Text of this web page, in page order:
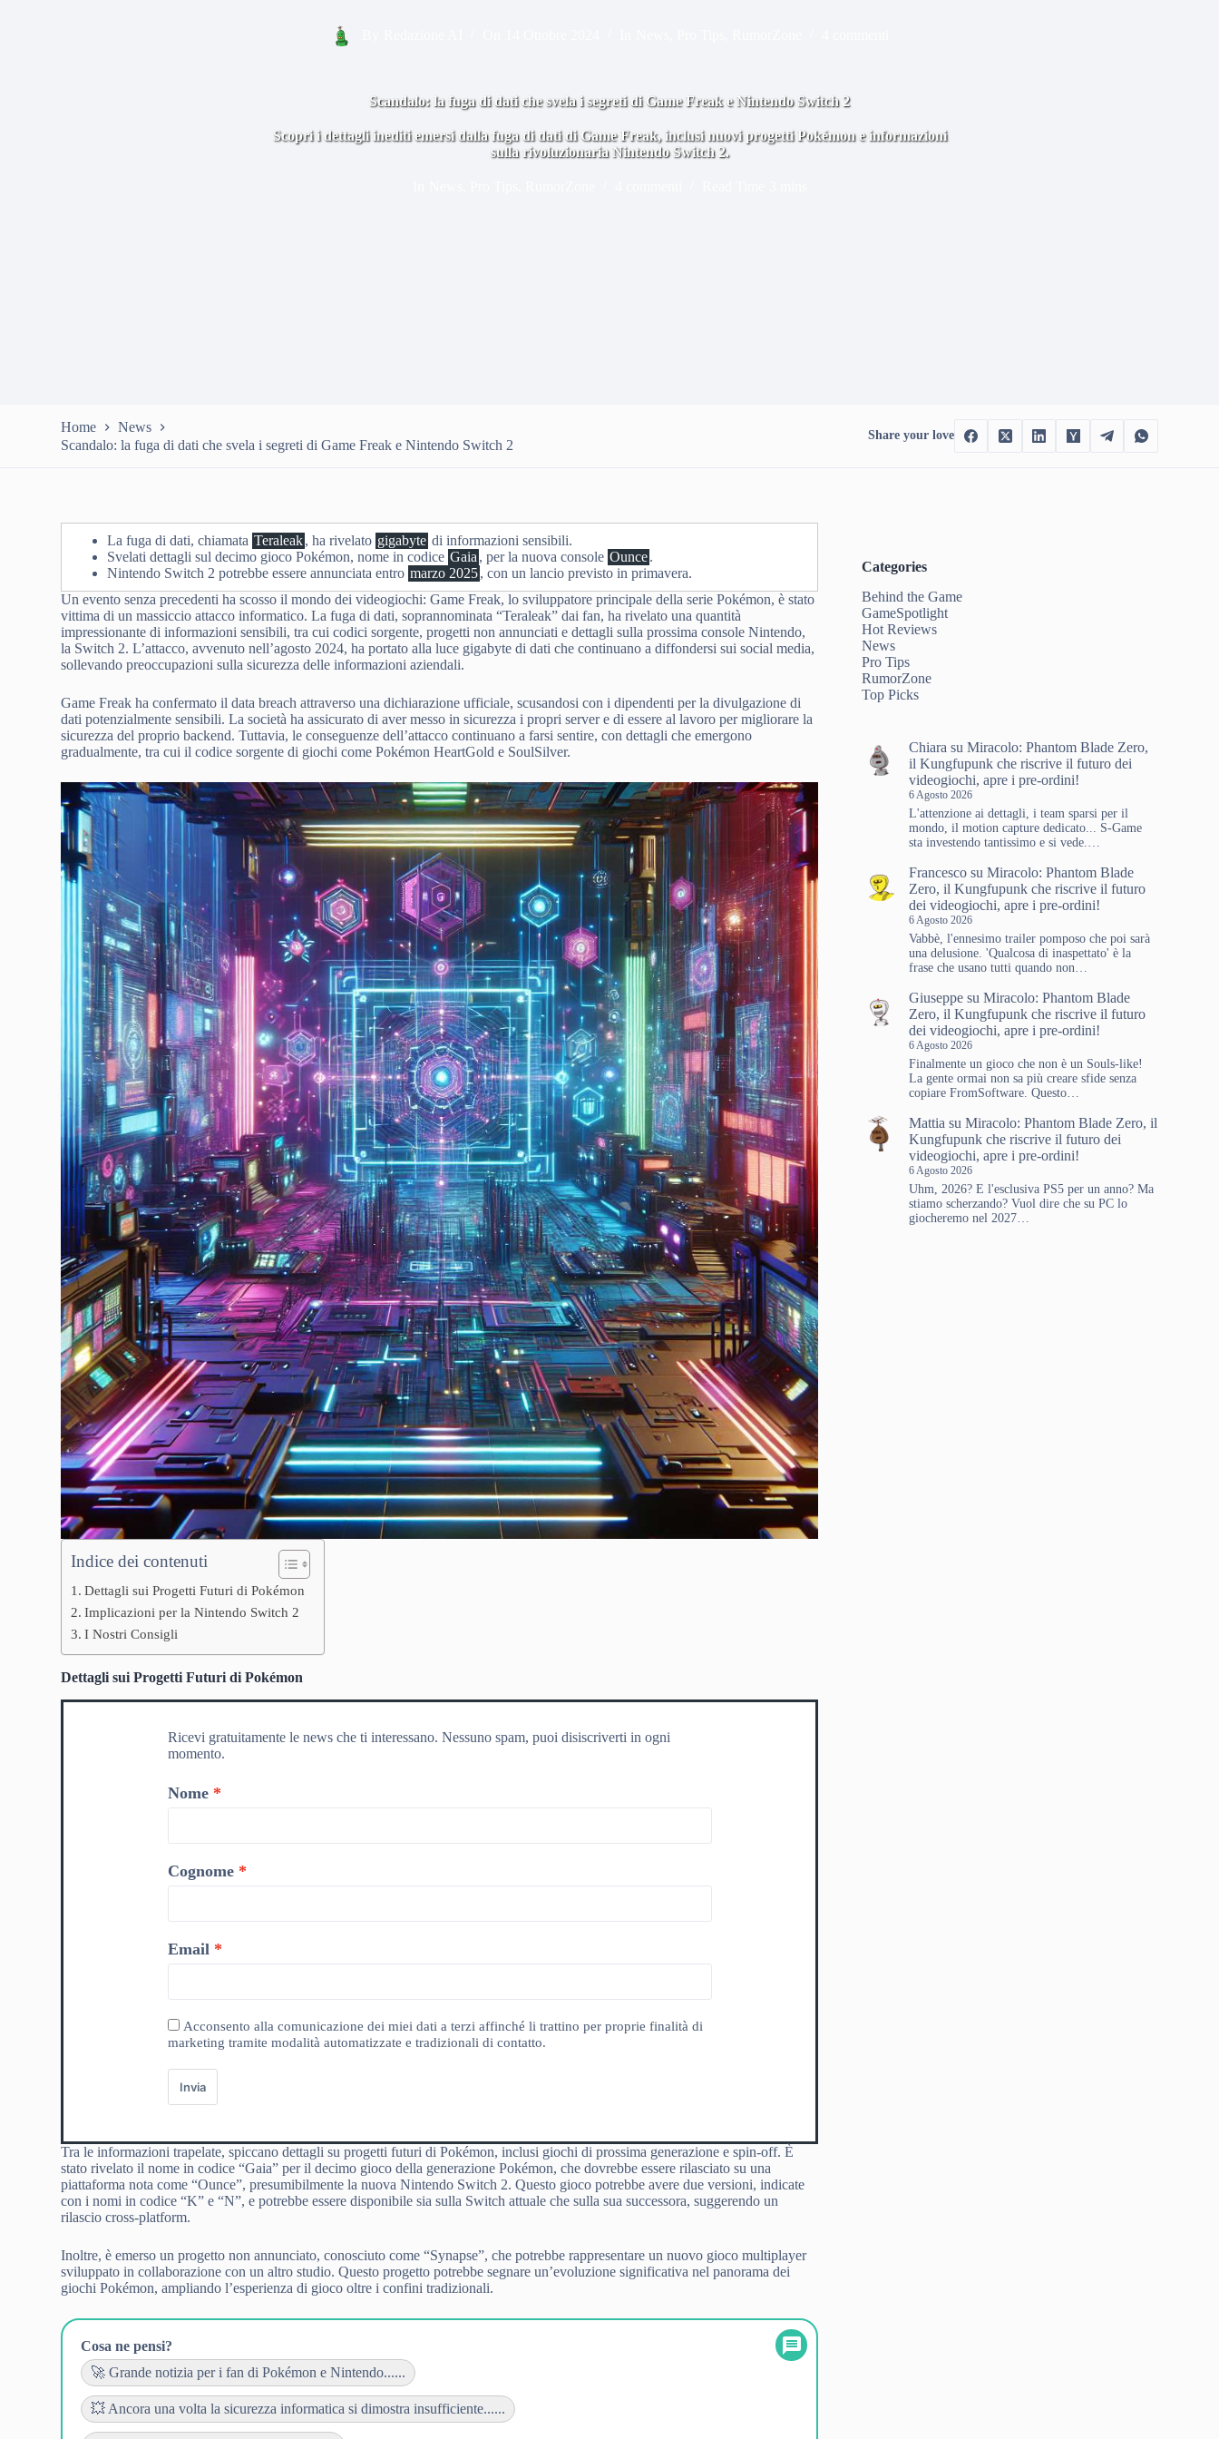
Scandalo: la fuga di dati che svela i segreti di Game Freak e Nintendo Switch 2
Scopri i dettagli inediti emersi dalla fuga di dati di Game Freak, inclusi nuovi progetti Pokémon e informazioni
sulla rivoluzionaria Nintendo Switch 2.
Home
News
Scandalo: la fuga di dati che svela i segreti di Game Freak e Nintendo Switch 2
Share your love
La fuga di dati, chiamata Teraleak, ha rivelato gigabyte di informazioni sensibili.
Svelati dettagli sul decimo gioco Pokémon, nome in codice Gaia , per la nuova console Ounce.
Nintendo Switch 2 potrebbe essere annunciata entro marzo 2025, con un lancio previsto in primavera.
Un evento senza precedenti ha scosso il mondo dei videogiochi: Game Freak, lo sviluppatore principale della serie Pokémon, è stato
vittima di un massiccio attacco informatico. La fuga di dati, soprannominata “Teraleak” dai fan, ha rivelato una quantità
impressionante di informazioni sensibili, tra cui codici sorgente, progetti non annunciati e dettagli sulla prossima console Nintendo,
la Switch 2. L’attacco, avvenuto nell’agosto 2024, ha portato alla luce gigabyte di dati che continuano a diffondersi sui social media,
sollevando preoccupazioni sulla sicurezza delle informazioni aziendali.
Game Freak ha confermato il data breach attraverso una dichiarazione ufficiale, scusandosi con i dipendenti per la divulgazione di
dati potenzialmente sensibili. La società ha assicurato di aver messo in sicurezza i propri server e di essere al lavoro per migliorare la
sicurezza del proprio backend. Tuttavia, le conseguenze dell’attacco continuano a farsi sentire, con dettagli che emergono
gradualmente, tra cui il codice sorgente di giochi come Pokémon HeartGold e SoulSilver.
Indice dei contenuti
Dettagli sui Progetti Futuri di Pokémon
Implicazioni per la Nintendo Switch 2
I Nostri Consigli
Dettagli sui Progetti Futuri di Pokémon
Ricevi gratuitamente le news che ti interessano. Nessuno spam, puoi disiscriverti in ogni
momento.
Nome
Cognome
Email
Acconsento alla comunicazione dei miei dati a terzi affinché li trattino per proprie finalità di
marketing tramite modalità automatizzate e tradizionali di contatto.
Invia
Tra le informazioni trapelate, spiccano dettagli su progetti futuri di Pokémon, inclusi giochi di prossima generazione e spin-off. È
stato rivelato il nome in codice “Gaia” per il decimo gioco della generazione Pokémon, che dovrebbe essere rilasciato su una
piattaforma nota come “Ounce”, presumibilmente la nuova Nintendo Switch 2. Questo gioco potrebbe avere due versioni, indicate
con i nomi in codice “K” e “N”, e potrebbe essere disponibile sia sulla Switch attuale che sulla sua successora, suggerendo un
rilascio cross-platform.
Inoltre, è emerso un progetto non annunciato, conosciuto come “Synapse”, che potrebbe rappresentare un nuovo gioco multiplayer
sviluppato in collaborazione con un altro studio. Questo progetto potrebbe segnare un’evoluzione significativa nel panorama dei
giochi Pokémon, ampliando l’esperienza di gioco oltre i confini tradizionali.
Cosa ne pensi?
🚀 Grande notizia per i fan di Pokémon e Nintendo......
💥 Ancora una volta la sicurezza informatica si dimostra insufficiente......
Categories
Behind the Game
GameSpotlight
Hot Reviews
News
Pro Tips
RumorZone
Top Picks
Chiara suMiracolo: Phantom Blade Zero,
il Kungfupunk che riscrive il futuro dei
videogiochi, apre i pre-ordini!
6 Agosto 2026
L'attenzione ai dettagli, i team sparsi per il
mondo, il motion capture dedicato... S-Game
sta investendo tantissimo e si vede.…
Francesco suMiracolo: Phantom Blade
Zero, il Kungfupunk che riscrive il futuro
dei videogiochi, apre i pre-ordini!
6 Agosto 2026
Vabbè, l'ennesimo trailer pomposo che poi sarà
una delusione. 'Qualcosa di inaspettato' è la
frase che usano tutti quando non…
Giuseppe suMiracolo: Phantom Blade
Zero, il Kungfupunk che riscrive il futuro
dei videogiochi, apre i pre-ordini!
6 Agosto 2026
Finalmente un gioco che non è un Souls-like!
La gente ormai non sa più creare sfide senza
copiare FromSoftware. Questo…
Mattia suMiracolo: Phantom Blade Zero, il
Kungfupunk che riscrive il futuro dei
videogiochi, apre i pre-ordini!
6 Agosto 2026
Uhm, 2026? E l'esclusiva PS5 per un anno? Ma
stiamo scherzando? Vuol dire che su PC lo
giocheremo nel 2027…